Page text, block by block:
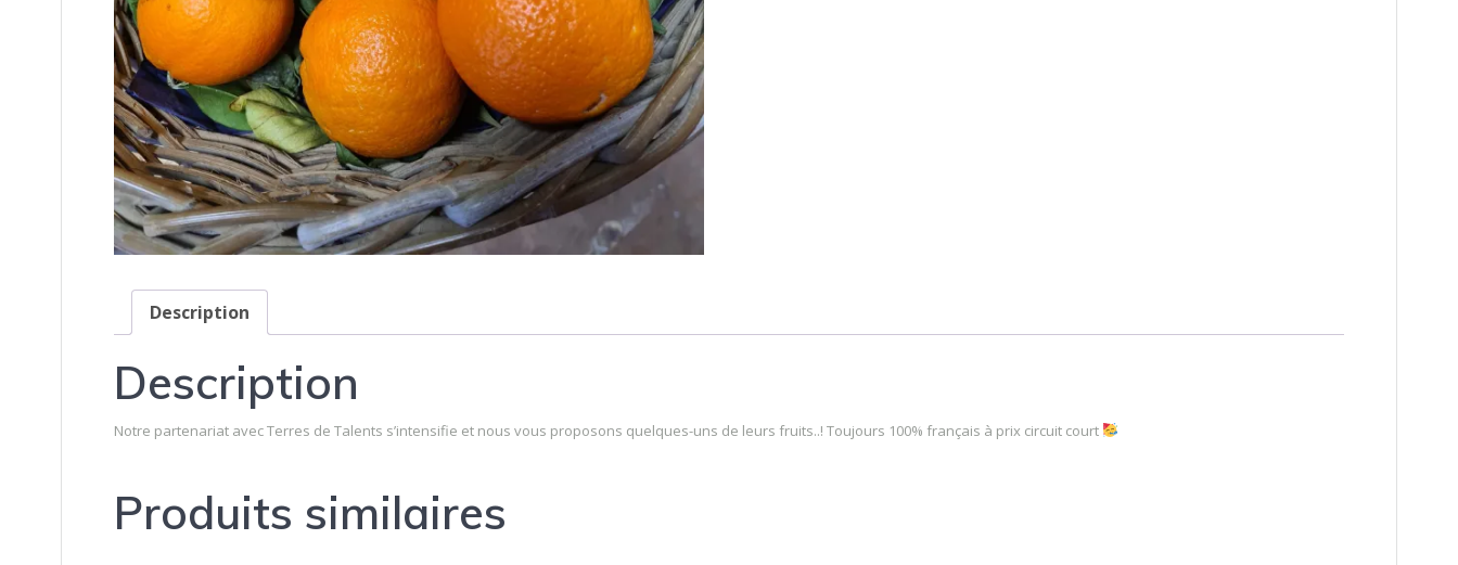
Description
Description
Notre partenariat avec Terres de Talents s’intensifie et nous vous proposons quelques-uns de leurs fruits..! Toujours 100% français à prix circuit court
Produits similaires